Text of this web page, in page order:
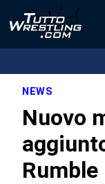
NEWS
Nuovo
Rumble